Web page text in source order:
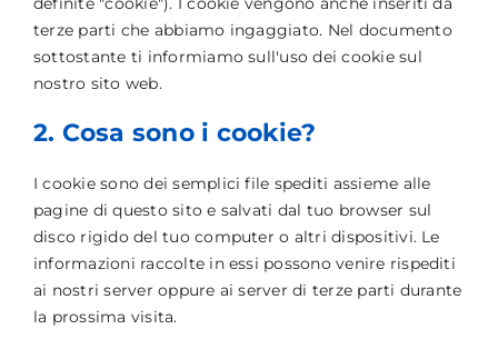
terze parti che abbiamo ingaggiato. Nel documento
sottostante ti informiamo sull'uso dei cookie sul
nostro sito web.
2. Cosa sono i cookie?
I cookie sono dei semplici file spediti assieme alle
pagine di questo sito e salvati dal tuo browser sul
disco rigido del tuo computer o altri dispositivi. Le
informazioni raccolte in essi possono venire rispediti
ai nostri server oppure ai server di terze parti durante
la prossima visita.